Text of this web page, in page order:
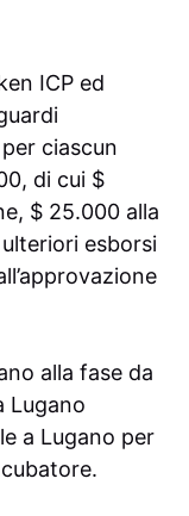
ICP ed
ciascun
di cui $
$ 25.000 alla
esborsi
alla fase da
Lugano
a Lugano per